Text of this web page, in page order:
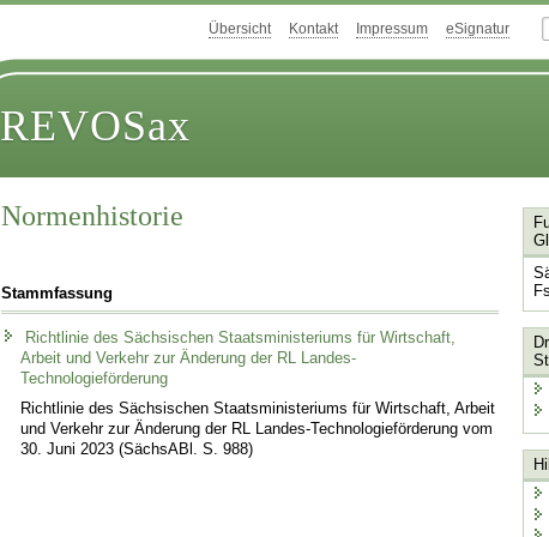
Übersicht Kontakt Impressum eSignatur
REVOSax
Normenhistorie
Stammfassung
Richtlinie des Sächsischen Staatsministeriums für Wirtschaft,
Arbeit und Verkehr zur Änderung der RL Landes-
Technologieförderung
Richtlinie des Sächsischen Staatsministeriums für Wirtschaft, Arbeit
und Verkehr zur Änderung der RL Landes-Technologieförderung vom
30. Juni 2023 (SächsABl. S. 988)